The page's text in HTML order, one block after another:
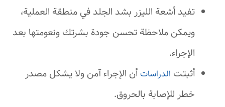
تفيد أشعة الليزر بشد الجلد في منطقة العملية،
ويمكن ملاحظة تحسن جودة بشرتك ونعومتها بعد
الإجراء.
أثبتت الدراساتأن الإجراء آمن ولا يشكل مصدر
خطر للإصابة بالحروق.